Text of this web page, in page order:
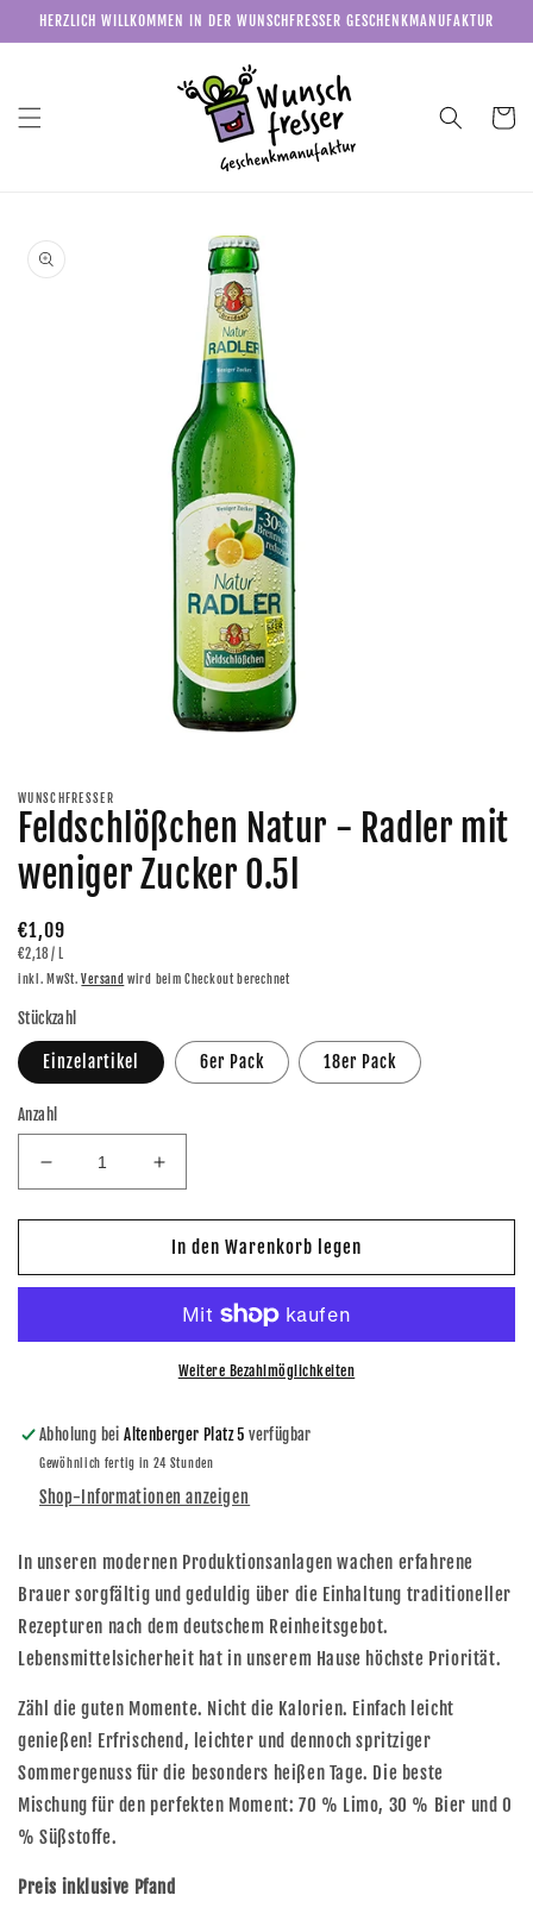
zum
Inhalt
HERZLICH WILLKOMMEN IN DER WUNSCHFRESSER GESCHENKMANUFAKTUR
Modal
öffnen
WUNSCHFRESSER
Feldschlößchen Natur - Radler mit
weniger Zucker 0.5l
Normaler
Preis
€1,09
GRUNDPREIS
€2,18 / PRO
L
inkl. MwSt.Versand wird beim Checkout berechnet
Stückzahl
Einzelartikel 6er Pack 18er Pack
Anzahl
Verringere
die
Menge
Feldschlößchen
Radler
Zucker
0.5l
Erhöhe
die
Menge
für
Feldschlößchen
Radler
mit
Zucker
0.5l
In den Warenkorb legen
Weitere Bezahlmöglichkeiten
Abholung beiAltenberger Platz 5 verfügbar
Gewöhnlich fertig in 24 Stunden
Shop-Informationen anzeigen
In unseren modernen Produktionsanlagen wachen erfahrene
Brauer sorgfältig und geduldig über die Einhaltung traditioneller
Rezepturen nach dem deutschem Reinheitsgebot.
Lebensmittelsicherheit hat in unserem Hause höchste Priorität.
Zähl die guten Momente. Nicht die Kalorien. Einfach leicht
genießen! Erfrischend, leichter und dennoch spritziger
Sommergenuss für die besonders heißen Tage. Die beste
Mischung für den perfekten Moment: 70 % Limo, 30 % Bier und 0
% Süßstoffe.
Preis inklusive Pfand